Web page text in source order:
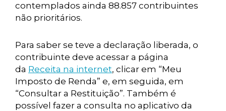
contemplados ainda 88.857 contribuintes
não prioritários.
Para saber se teve a declaração liberada, o
contribuinte deve acessar a página
da Receita na internet, clicar em “Meu
Imposto de Renda” e, em seguida, em
“Consultar a Restituição”. Também é
possível fazer a consulta no aplicativo da